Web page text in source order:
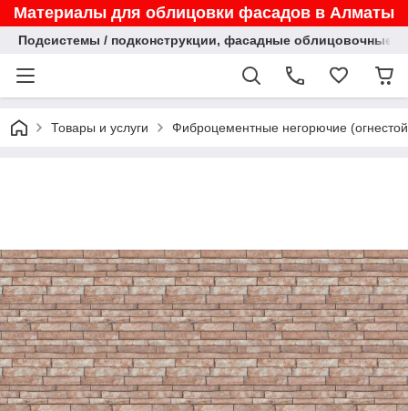
Материалы для облицовки фасадов в Алматы
Подсистемы / подконструкции, фасадные облицовочные
Товары и услуги Фиброцементные негорючие